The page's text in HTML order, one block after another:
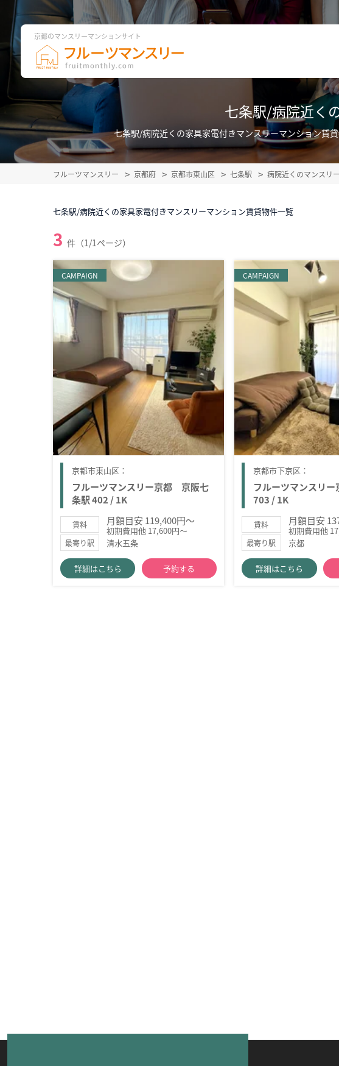
京都のマンスリーマンションサイト
七条駅/病院近く
七条駅/病院近くの家具家電付きマンスリーマンション賃
フルーツマンスリー 京都府 京都市東山区 七条駅 病院近くのマンスリ
七条駅/病院近くの家具家電付きマンスリーマンション賃貸物件一覧
3 件（1/1ページ）
CAMPAIGN
京都市東山区：
フルーツマンスリー京都 京阪七
条駅 402 / 1K
賃料 月額目安 119,400円～
初期費用他 17,600円～
最寄り駅 清水五条
詳細はこちら 予約する
CAMPAIGN
京都市下京区：
フルーツマンスリ
703 / 1K
賃料 月額目安
初期費用他
最寄り駅 京都
詳細はこちら